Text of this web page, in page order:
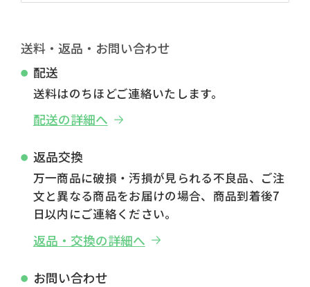
送料・返品・お問い合わせ
配送
送料はのちほどご連絡いたします。
配送の詳細へ
返品交換
万一商品に破損・汚損が見られる不良品、ご注
文と異なる商品をお届けの場合、商品到着後7
日以内にご連絡ください。
返品・交換の詳細へ
お問い合わせ